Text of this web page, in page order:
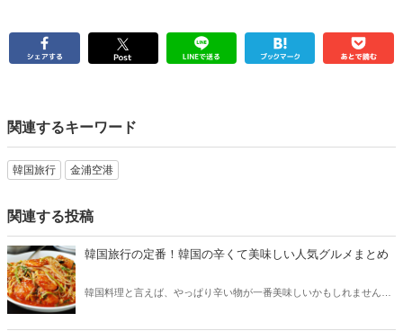
関連するキーワード
韓国旅行 金浦空港
関連する投稿
韓国旅行の定番！韓国の辛くて美味しい人気グルメまとめ
韓国料理と言えば、やっぱり辛い物が一番美味しいかもしれません。